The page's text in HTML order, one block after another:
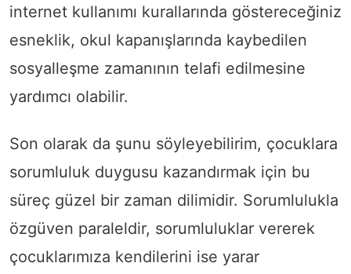
internet kullanımı kurallarında göstereceğiniz
esneklik, okul kapanışlarında kaybedilen
sosyalleşme zamanının telafi edilmesine
yardımcı olabilir.
Son olarak da şunu söyleyebilirim, çocuklara
sorumluluk duygusu kazandırmak için bu
süreç güzel bir zaman dilimidir. Sorumlulukla
özgüven paraleldir, sorumluluklar vererek
çocuklarımıza kendilerini ise yarar